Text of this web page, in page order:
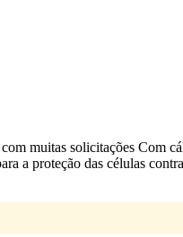
muitas solicitações Com
a proteção das células